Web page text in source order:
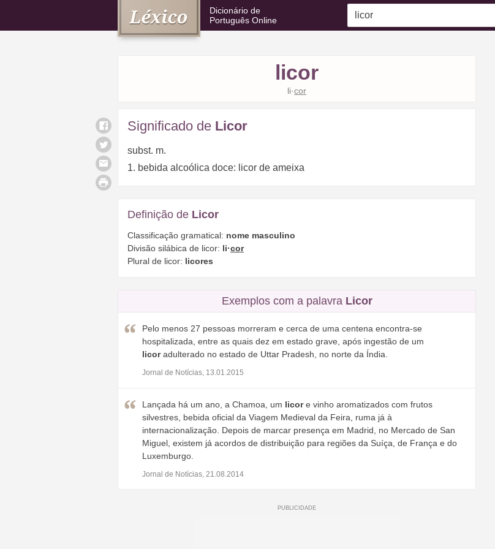
Dicionário de
Português Online
licor
li·cor
Significado de Licor
subst. m.
1. bebida alcoólica doce: licor de ameixa
Definição de Licor
Classificação gramatical: nome masculino
Divisão silábica de licor: li·cor
Plural de licor: licores
Exemplos com a palavra Licor
Pelo menos 27 pessoas morreram e cerca de uma centena encontra-se
hospitalizada, entre as quais dez em estado grave, após ingestão de um
licoradulterado no estado de Uttar Pradesh, no norte da Índia.
Jornal de Notícias, 13.01.2015
Lançada há um ano, a Chamoa, um licore vinho aromatizados com frutos
silvestres, bebida oficial da Viagem Medieval da Feira, ruma já à
internacionalização. Depois de marcar presença em Madrid, no Mercado de San
Miguel, existem já acordos de distribuição para regiões da Suíça, de França e do
Luxemburgo.
Jornal de Notícias, 21.08.2014